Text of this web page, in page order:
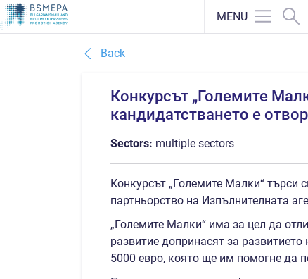
MENU
Back
Конкурсът „Големите
кандидатстването е
Sectors: multiple sectors
Конкурсът „Големите Малки“ търси
партньорство на Изпълнителната
„Големите Малки“ има за цел да
развитие допринасят за
5000 евро, която ще им помогне да